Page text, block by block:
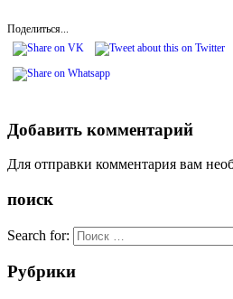
Поделиться...
Добавить комментарий
Для отправки комментария вам
поиск
Search for:
Рубрики